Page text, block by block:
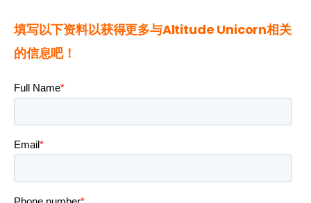
填写以下资料以获得更多与Altitude Unicorn相关
的信息吧！